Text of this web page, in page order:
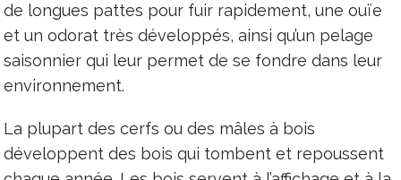
de longues pattes pour fuir rapidement, une ouïe
et un odorat très développés, ainsi qu’un pelage
saisonnier qui leur permet de se fondre dans leur
environnement.
La plupart des cerfs ou des mâles à bois
développent des bois qui tombent et repoussent